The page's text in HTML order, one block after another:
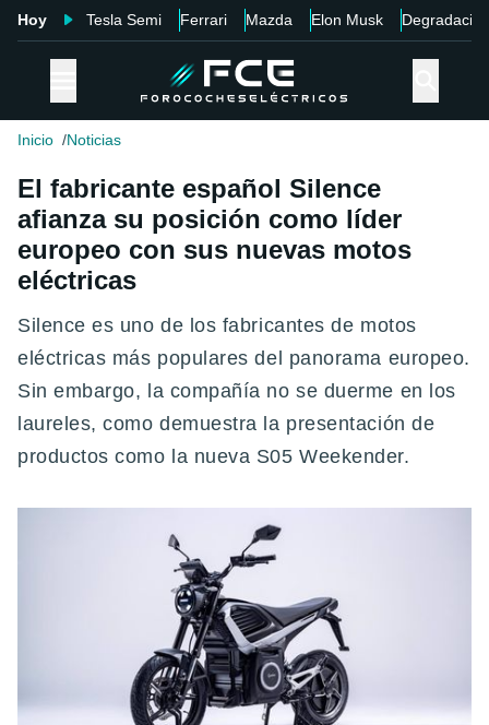
Hoy Tesla Semi Ferrari Mazda Elon Musk Degradación
Inicio Noticias
El fabricante español Silence
afianza su posición como líder
europeo con sus nuevas motos
eléctricas
Silence es uno de los fabricantes de motos
eléctricas más populares del panorama europeo.
Sin embargo, la compañía no se duerme en los
laureles, como demuestra la presentación de
productos como la nueva S05 Weekender.